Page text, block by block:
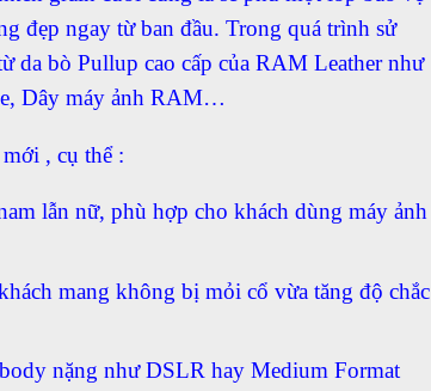
đẹp ngay từ ban đầu. Trong quá trình sử
da bò Pullup cao cấp của RAM Leather như
Dây máy ảnh RAM…
, cụ thể :
lẫn nữ, phù hợp cho khách dùng máy ảnh
mang không bị mỏi cổ vừa tăng độ chắc
nặng như DSLR hay Medium Format